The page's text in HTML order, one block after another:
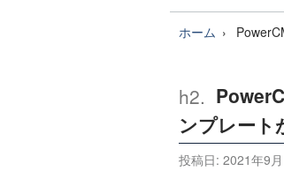
ホーム
ンプレート
投稿日: 2021年9